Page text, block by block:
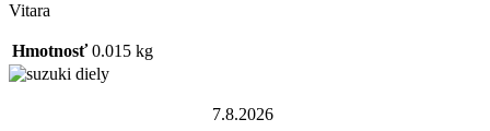
Vitara
Hmotnosť 0.015 kg
7.8.2026